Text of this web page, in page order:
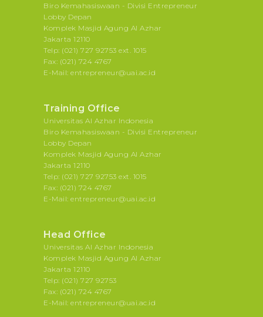
Biro Kemahasiswaan - Divisi Entrepreneur
Lobby Depan
Komplek Masjid Agung Al Azhar
Jakarta 12110
Telp: (021) 727 92753 ext. 1015
Fax: (021) 724 4767
E-Mail: entrepreneur@uai.ac.id
Training Office
Universitas Al Azhar Indonesia
Biro Kemahasiswaan - Divisi Entrepreneur
Lobby Depan
Komplek Masjid Agung Al Azhar
Jakarta 12110
Telp: (021) 727 92753 ext. 1015
Fax: (021) 724 4767
E-Mail: entrepreneur@uai.ac.id
Head Office
Universitas Al Azhar Indonesia
Komplek Masjid Agung Al Azhar
Jakarta 12110
Telp: (021) 727 92753
Fax: (021) 724 4767
E-Mail: entrepreneur@uai.ac.id